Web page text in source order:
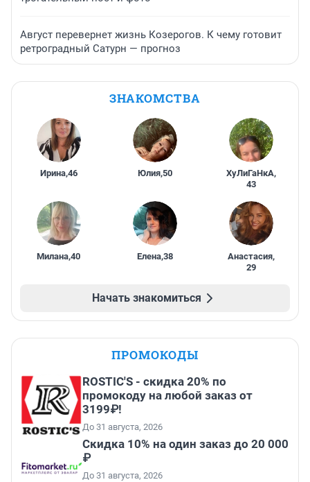
Август перевернет жизнь Козерогов. К чему готовит
ретроградный Сатурн — прогноз
ЗНАКОМСТВА
Ирина,46 Юлия,50 ХуЛиГаНкА,
43
Милана,40 Елена,38 Анастасия,
29
Начать знакомиться
ПРОМОКОДЫ
ROSTIC'S - скидка 20% по
промокоду на любой заказ от
3199₽!
До 31 августа, 2026
Скидка 10% на один заказ до 20 000
₽
До 31 августа, 2026